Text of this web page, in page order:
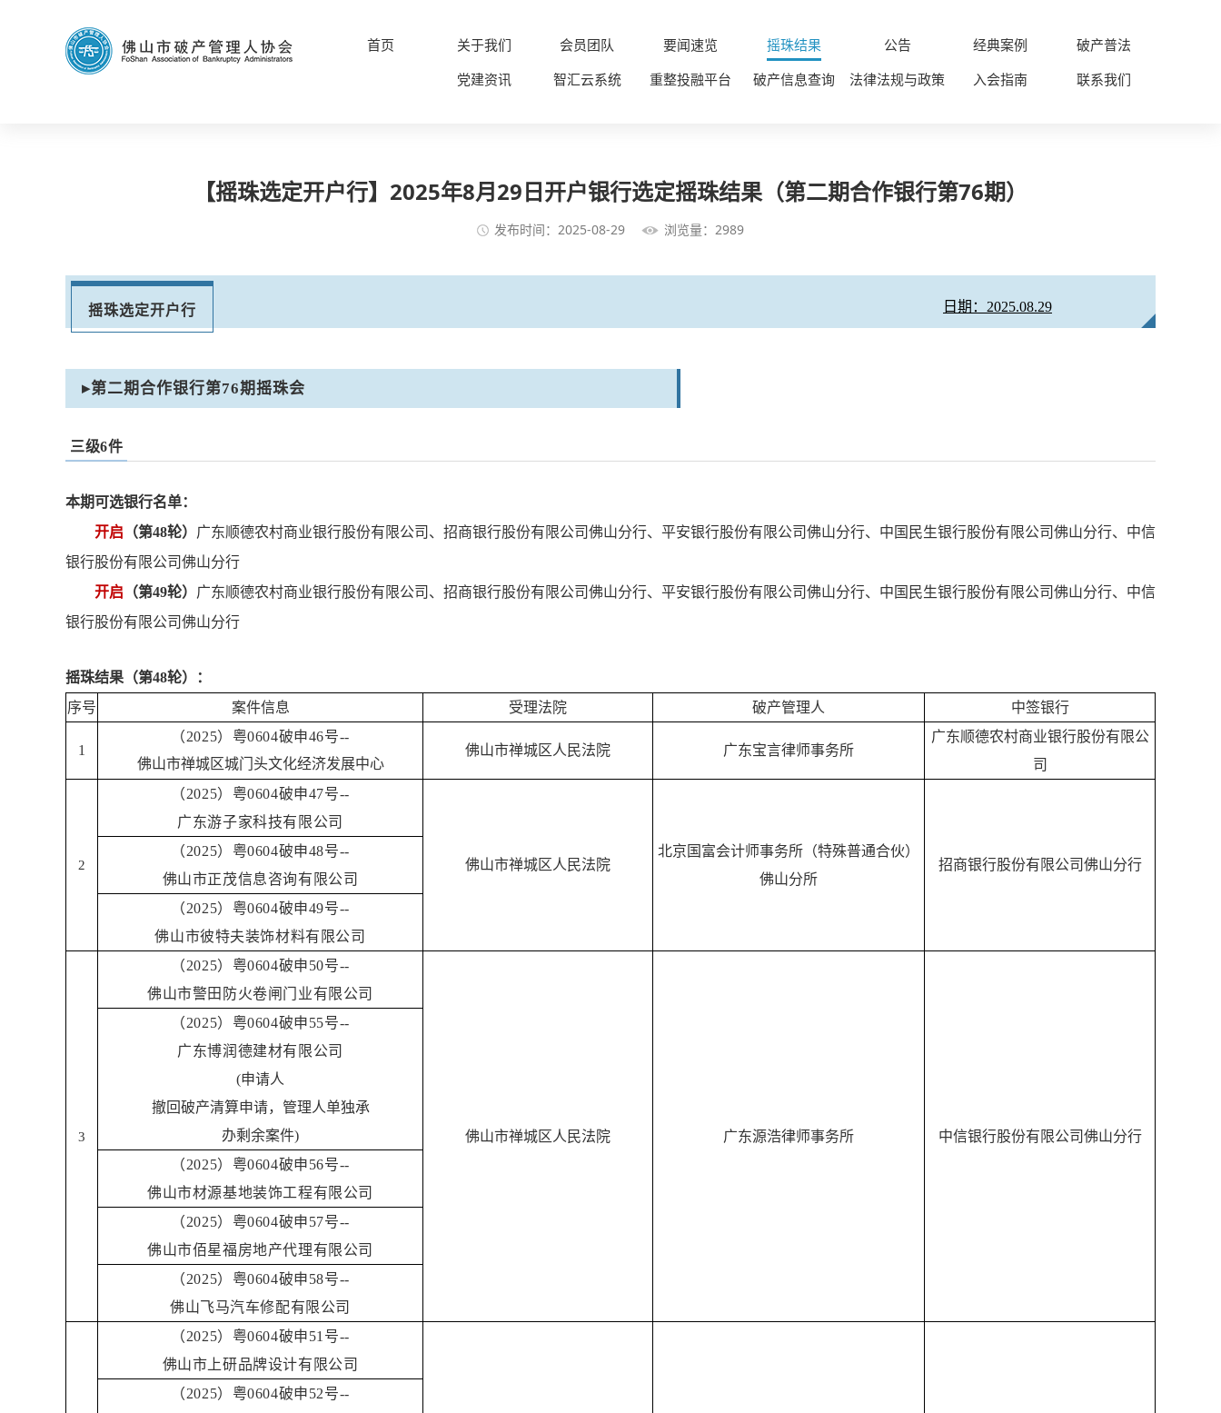
首页 关于我们 会员团队 要闻速览 摇珠结果 公告 经典案例
破产普法
党建资讯
智汇云系统 重整投融平台 破产信息查询 法律法规与政策 入会指南 联系我们
【摇珠选定开户行】2025年8月29日开户银行选定摇珠结果（第二期合作银行第76期）
发布时间：2025-08-29 浏览量：2989
摇珠选定开户行 日期：2025.08.29
▸第二期合作银行第76期摇珠会
三级6件
本期可选银行名单：
开启 （第48轮） 广东顺德农村商业银行股份有限公司、招商银行股份有限公司佛山分行、平安银行股份有限公司佛山分行、中国民生银行股份有限公司佛山分行、中信
银行股份有限公司佛山分行
开启 （第49轮） 广东顺德农村商业银行股份有限公司、招商银行股份有限公司佛山分行、平安银行股份有限公司佛山分行、中国民生银行股份有限公司佛山分行、中信
银行股份有限公司佛山分行
摇珠结果（第48轮）：
序号
案件信息 受理法院 破产管理人 中签银行
1
（2025）粤0604破申46号--
佛山市禅城区城门头文化经济发展中心
佛山市禅城区人民法院 广东宝言律师事务所
广东顺德农村商业银行股份有限公
司
2
（2025）粤0604破申47号--
广东游子家科技有限公司
佛山市禅城区人民法院
北京国富会计师事务所（特殊普通合伙）
佛山分所
招商银行股份有限公司佛山分行
（2025）粤0604破申48号--
佛山市正茂信息咨询有限公司
（2025）粤0604破申49号--
佛山市彼特夫装饰材料有限公司
3
（2025）粤0604破申50号--
佛山市警田防火卷闸门业有限公司
佛山市禅城区人民法院 广东源浩律师事务所 中信银行股份有限公司佛山分行
（2025）粤0604破申55号--
广东博润德建材有限公司
(申请人
撤回破产清算申请，管理人单独承
办剩余案件)
（2025）粤0604破申56号--
佛山市材源基地装饰工程有限公司
（2025）粤0604破申57号--
佛山市佰星福房地产代理有限公司
（2025）粤0604破申58号--
佛山飞马汽车修配有限公司
（2025）粤0604破申51号--
佛山市上研品牌设计有限公司
（2025）粤0604破申52号--